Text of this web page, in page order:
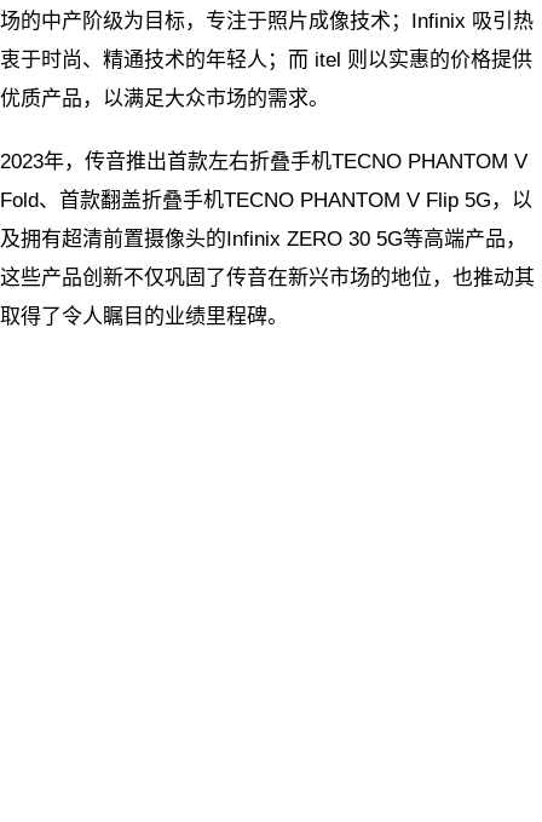
场的中产阶级为目标，专注于照片成像技术；Infinix 吸引热
衷于时尚、精通技术的年轻人；而 itel 则以实惠的价格提供
优质产品，以满足大众市场的需求。
2023年，传音推出首款左右折叠手机TECNO PHANTOM V
Fold、首款翻盖折叠手机TECNO PHANTOM V Flip 5G，以
及拥有超清前置摄像头的Infinix ZERO 30 5G等高端产品，
这些产品创新不仅巩固了传音在新兴市场的地位，也推动其
取得了令人瞩目的业绩里程碑。